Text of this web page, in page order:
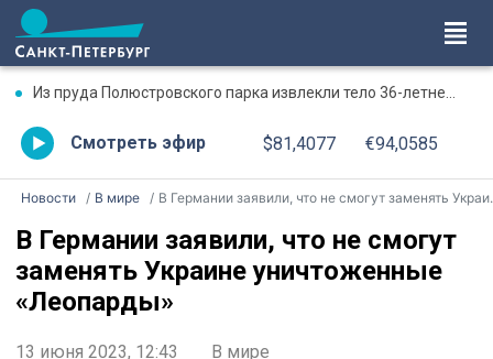
Из пруда Полюстровского парка извлекли тело 36-летнего мужчины
Смотреть эфир $81,4077 €94,0585
Новости В мире В Германии заявили, что не смогут заменять Украине уничтоженные «Леопарды»
В Германии заявили, что не смогут
заменять Украине уничтоженные
«Леопарды»
13 июня 2023, 12:43 В мире